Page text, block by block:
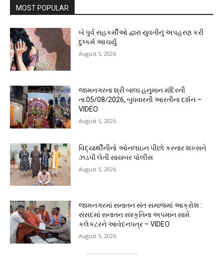
MOST POPULAR
બે પુર્વ સહકર્મીઓ દ્વારા યુવતીનું અપહરણ કરી
દુષ્કર્મ આચર્યું
August 5, 2026
જામનગરના શ્રી બાલા હનુમાન મંદિરની
તા.05/08/2026, બુધવારની આરતીના દર્શન –
VIDEO
August 5, 2026
વિદ્યાર્થીનીનો ઓનલાઇન પીછો કરનાર શખ્સને
ઝડપી લેતી સાયબર પોલીસ
August 5, 2026
જામનગરમાં સનાતન સંત સમાજમાં આક્રોશ :
સંસદમાં સનાતન સંસ્કૃતિના અપમાન સામે
કલેકટરને આવેદનપત્ર – VIDEO
August 5, 2026